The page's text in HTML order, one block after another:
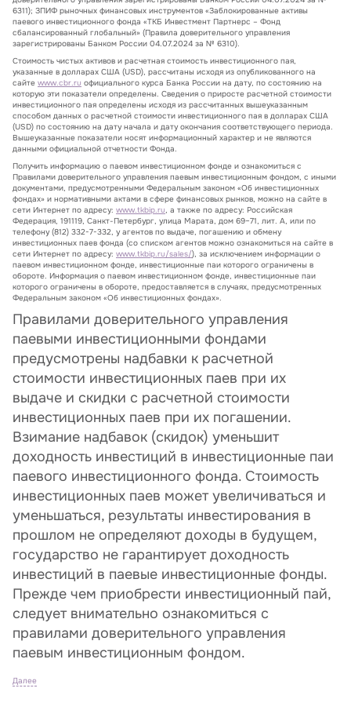
6311); ЗПИФ рыночных финансовых инструментов «Заблокированные активы
паевого инвестиционного фонда «ТКБ Инвестмент Партнерс – Фонд
сбалансированный глобальный» (Правила доверительного управления
зарегистрированы Банком России 04.07.2024 за № 6310).
Стоимость чистых активов и расчетная стоимость инвестиционного пая,
указанные в долларах США (USD), рассчитаны исходя из опубликованного на
сайте www.cbr.ru официального курса Банка России на дату, по состоянию на
которую эти показатели определены. Сведения о приросте расчетной стоимости
инвестиционного пая определены исходя из рассчитанных вышеуказанным
способом данных о расчетной стоимости инвестиционного пая в долларах США
(USD) по состоянию на дату начала и дату окончания соответствующего периода.
Вышеуказанные показатели носят информационный характер и не являются
данными официальной отчетности Фонда.
Получить информацию о паевом инвестиционном фонде и ознакомиться с
Правилами доверительного управления паевым инвестиционным фондом, с иными
документами, предусмотренными Федеральным законом «Об инвестиционных
фондах» и нормативными актами в сфере финансовых рынков, можно на сайте в
сети Интернет по адресу: www.tkbip.ru, а также по адресу: Российская
Федерация, 191119, Санкт-Петербург, улица Марата, дом 69–71, лит. А, или по
телефону (812) 332-7-332, у агентов по выдаче, погашению и обмену
инвестиционных паев фонда (со списком агентов можно ознакомиться на сайте в
сети Интернет по адресу: www.tkbip.ru/sales/), за исключением информации о
паевом инвестиционном фонде, инвестиционные паи которого ограничены в
обороте. Информация о паевом инвестиционном фонде, инвестиционные паи
которого ограничены в обороте, предоставляется в случаях, предусмотренных
Федеральным законом «Об инвестиционных фондах».
Правилами доверительного управления
паевыми инвестиционными фондами
предусмотрены надбавки к расчетной
стоимости инвестиционных паев при их
выдаче и скидки с расчетной стоимости
инвестиционных паев при их погашении.
Взимание надбавок (скидок) уменьшит
доходность инвестиций в инвестиционные паи
паевого инвестиционного фонда. Стоимость
инвестиционных паев может увеличиваться и
уменьшаться, результаты инвестирования в
прошлом не определяют доходы в будущем,
государство не гарантирует доходность
инвестиций в паевые инвестиционные фонды.
Прежде чем приобрести инвестиционный пай,
следует внимательно ознакомиться с
правилами доверительного управления
паевым инвестиционным фондом.
Далее